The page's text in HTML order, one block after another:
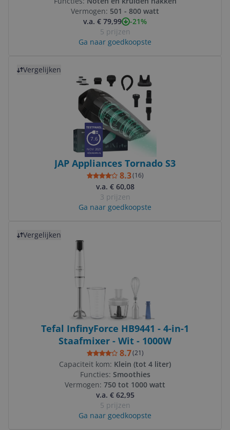
Vermogen: 501 - 800 watt
v.a. € 79,99
-21%
5 prijzen
Ga naar goedkoopste
Vergelijken
7.6
NOV 2021
JAP Appliances Tornado S3
8.3(16)
v.a. € 60,08
3 prijzen
Ga naar goedkoopste
Vergelijken
Tefal InfinyForce HB9441 - 4-in-1
Staafmixer - Wit - 1000W
8.7(21)
Capaciteit kom: Klein (tot 4 liter)
Functies: Smoothies
Vermogen: 750 tot 1000 watt
v.a. € 62,95
5 prijzen
Ga naar goedkoopste